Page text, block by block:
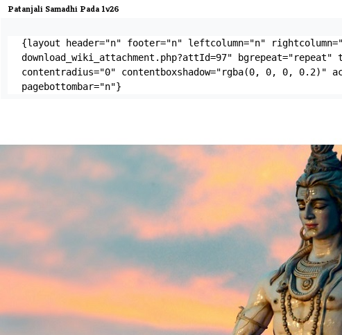
Patanjali Samadhi Pada 1v26
{layout header="n" footer="n" leftcolumn="n"
download_wiki_attachment.php?attId=97" bgrepeat="repeat"
contentradius="0" contentboxshadow="rgba(0, 0, 0, 0.2)"
pagebottombar="n"}